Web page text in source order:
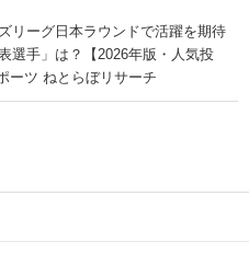
リーグ日本ラウンドで活躍を期待
選手」は？【2026年版・人気投
ーツ ねとらぼリサーチ